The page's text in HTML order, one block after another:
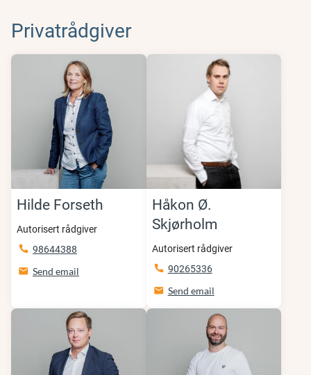
Privatrådgiver
Hilde Forseth
Autorisert rådgiver
98644388
Send email
Håkon Ø.
Skjørholm
Autorisert rådgiver
90265336
Send email